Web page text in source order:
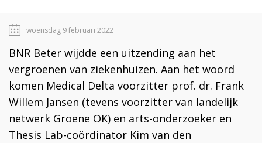
woensdag 9 februari 2022
BNR Beter wijdde een uitzending aan het
vergroenen van ziekenhuizen. Aan het woord
komen Medical Delta voorzitter prof. dr. Frank
Willem Jansen (tevens voorzitter van landelijk
netwerk Groene OK) en arts-onderzoeker en
Thesis Lab-coördinator Kim van den